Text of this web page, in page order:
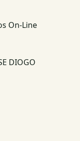
On-Line
DIOGO